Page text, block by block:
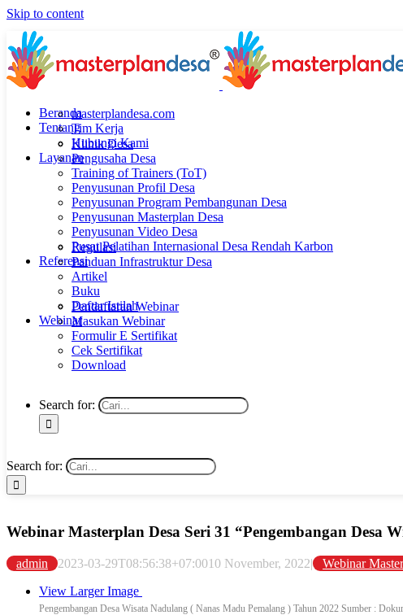
Skip to content
Beranda
Tentang
masterplandesa.com
Tim Kerja
Hubungi Kami
Layanan
Klinik Desa
Pengusaha Desa
Training of Trainers (ToT)
Penyusunan Profil Desa
Penyusunan Program Pembangunan Desa
Penyusunan Masterplan Desa
Penyusunan Video Desa
Pusat Pelatihan Internasional Desa Rendah Karbon
Referensi
Regulasi
Panduan Infrastruktur Desa
Artikel
Buku
Daftar Istilah
Webinar
Pendaftaran Webinar
Masukan Webinar
Formulir E Sertifikat
Cek Sertifikat
Download
Search for:
Search for:
Webinar Masterplan Desa Seri 31 “Pengembangan Desa
admin 2023-03-29T08:56:38+07:0010 November, 2022| Webinar
View Larger Image
Pengembangan Desa Wisata Nadulang ( Nanas Madu Pemalang ) Tahun 2022 Sumber :